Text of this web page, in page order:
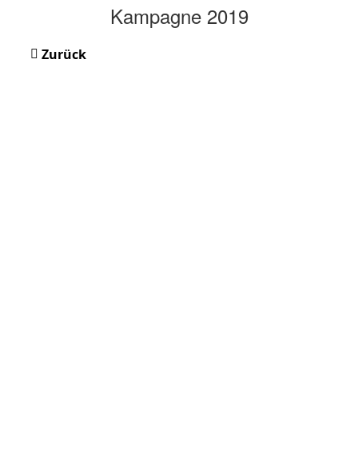
Kampagne 2019
Zurück